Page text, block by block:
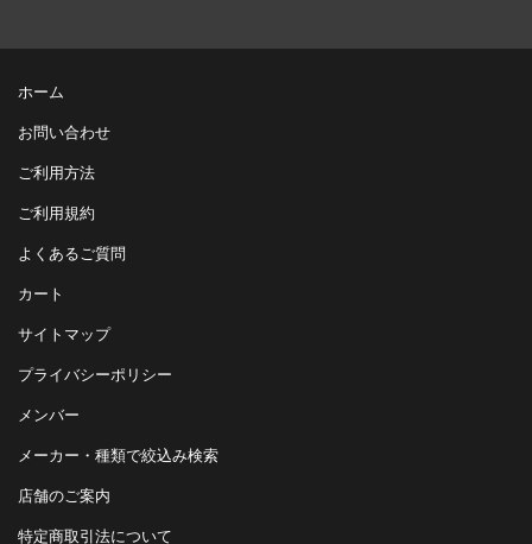
ホーム
お問い合わせ
ご利用方法
ご利用規約
よくあるご質問
カート
サイトマップ
プライバシーポリシー
メンバー
メーカー・種類で絞込み検索
店舗のご案内
特定商取引法について